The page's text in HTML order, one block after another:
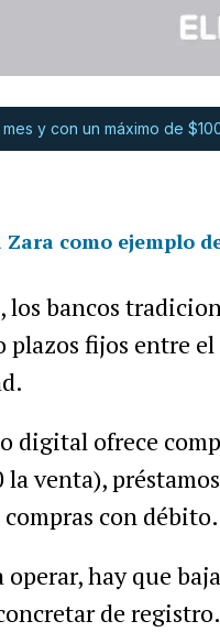
y con un máximo de
Zara como ejemplo
los bancos
plazos fijos entre
digital ofrece
venta),
con débito.
operar, hay que
de registro.